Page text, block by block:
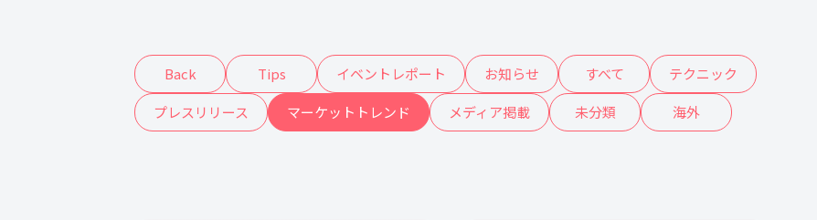
Back Tips イベントレポート お知らせ すべて
テクニック
プレスリリース
マーケットトレンド メディア掲載 未分類 海外